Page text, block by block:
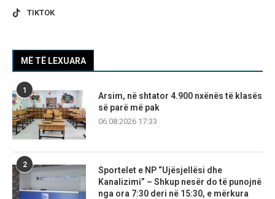
TIKTOK
MË TË LEXUARA
1
Arsim, në shtator 4.900 nxënës të klasës
së parë më pak
06.08.2026 17:33
2
Sportelet e NP “Ujësjellësi dhe
Kanalizimi” – Shkup nesër do të punojnë
nga ora 7:30 deri në 15:30, e mërkura